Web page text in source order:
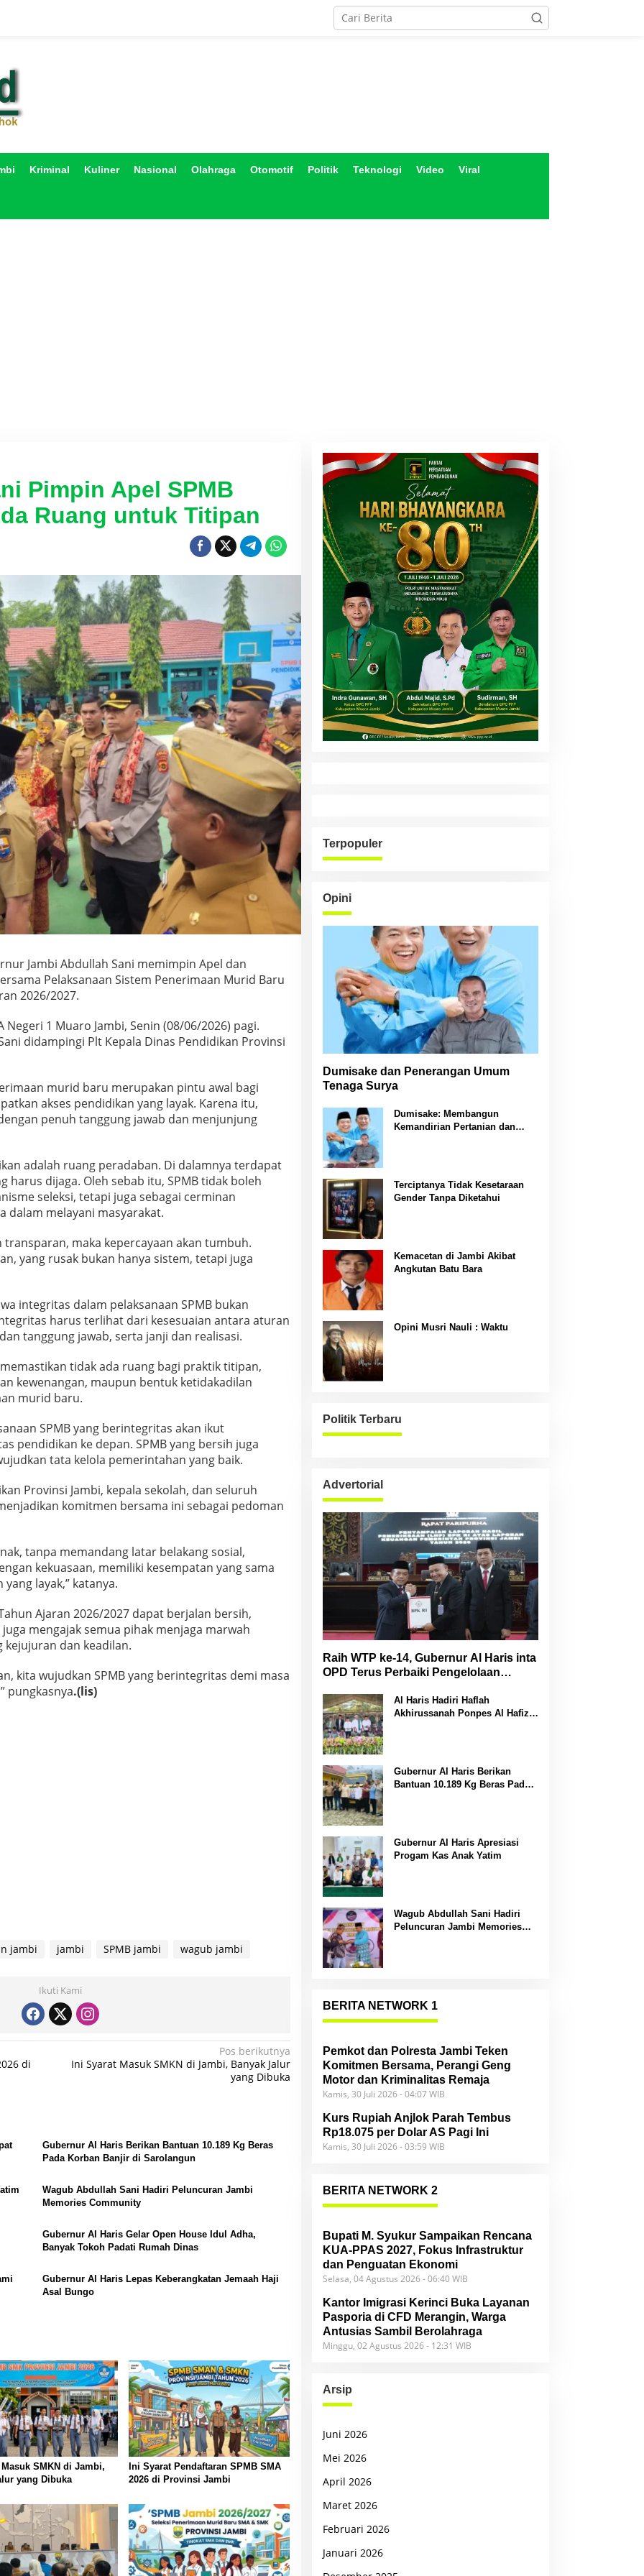
Kriminal Kuliner Nasional Olahraga Otomotif Politik Teknologi Video Viral
Pimpin Apel SPMB
Ruang untuk Titipan
Jambi Abdullah Sani memimpin Apel dan
Pelaksanaan Sistem Penerimaan Murid Baru
2026/2027.
1 Muaro Jambi, Senin (08/06/2026) pagi.
didampingi Plt Kepala Dinas Pendidikan Provinsi
murid baru merupakan pintu awal bagi
akses pendidikan yang layak. Karena itu,
penuh tanggung jawab dan menjunjung
adalah ruang peradaban. Di dalamnya terdapat
harus dijaga. Oleh sebab itu, SPMB tidak boleh
seleksi, tetapi juga sebagai cerminan
dalam melayani masyarakat.
transparan, maka kepercayaan akan tumbuh.
yang rusak bukan hanya sistem, tetapi juga
integritas dalam pelaksanaan SPMB bukan
harus terlihat dari kesesuaian antara aturan
tanggung jawab, serta janji dan realisasi.
tidak ada ruang bagi praktik titipan,
kewenangan, maupun bentuk ketidakadilan
murid baru.
SPMB yang berintegritas akan ikut
pendidikan ke depan. SPMB yang bersih juga
tata kelola pemerintahan yang baik.
Provinsi Jambi, kepala sekolah, dan seluruh
komitmen bersama ini sebagai pedoman
tanpa memandang latar belakang sosial,
kekuasaan, memiliki kesempatan yang sama
layak,” katanya.
Ajaran 2026/2027 dapat berjalan bersih,
mengajak semua pihak menjaga marwah
dan keadilan.
kita wujudkan SPMB yang berintegritas demi masa
pungkasnya.(lis)
jambi jambi SPMB jambi wagub jambi
Ikuti Kami
di
Pos berikutnya
Ini Syarat Masuk SMKN di Jambi, Banyak Jalur
yang Dibuka
Gubernur Al Haris Berikan Bantuan 10.189 Kg Beras
Pada Korban Banjir di Sarolangun
Wagub Abdullah Sani Hadiri Peluncuran Jambi
Memories Community
Gubernur Al Haris Gelar Open House Idul Adha,
Banyak Tokoh Padati Rumah Dinas
Gubernur Al Haris Lepas Keberangkatan Jemaah Haji
Asal Bungo
SMKN di Jambi,
yang Dibuka
Ini Syarat Pendaftaran SPMB SMA
2026 di Provinsi Jambi
Terpopuler
Opini
Dumisake dan Penerangan Umum
Tenaga Surya
Dumisake: Membangun
Kemandirian Pertanian dan
Terciptanya Tidak Kesetaraan
Gender Tanpa Diketahui
Kemacetan di Jambi Akibat
Angkutan Batu Bara
Opini Musri Nauli : Waktu
Politik Terbaru
Advertorial
Raih WTP ke-14, Gubernur Al Haris inta
OPD Terus Perbaiki Pengelolaan
Al Haris Hadiri Haflah
Akhirussanah Ponpes Al Hafizh
Gubernur Al Haris Berikan
Bantuan 10.189 Kg Beras Pada
Gubernur Al Haris Apresiasi
Progam Kas Anak Yatim
Wagub Abdullah Sani Hadiri
Peluncuran Jambi Memories
BERITA NETWORK 1
Pemkot dan Polresta Jambi Teken
Komitmen Bersama, Perangi Geng
Motor dan Kriminalitas Remaja
Kamis, 30 Juli 2026 - 04:07 WIB
Kurs Rupiah Anjlok Parah Tembus
Rp18.075 per Dolar AS Pagi Ini
Kamis, 30 Juli 2026 - 03:59 WIB
BERITA NETWORK 2
Bupati M. Syukur Sampaikan Rencana
KUA-PPAS 2027, Fokus Infrastruktur
dan Penguatan Ekonomi
Selasa, 04 Agustus 2026 - 06:40 WIB
Kantor Imigrasi Kerinci Buka Layanan
Pasporia di CFD Merangin, Warga
Antusias Sambil Berolahraga
Minggu, 02 Agustus 2026 - 12:31 WIB
Arsip
Juni 2026
Mei 2026
April 2026
Maret 2026
Februari 2026
Januari 2026